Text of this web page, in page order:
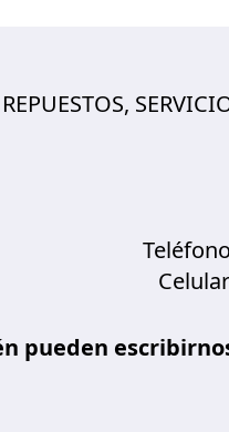
pueden